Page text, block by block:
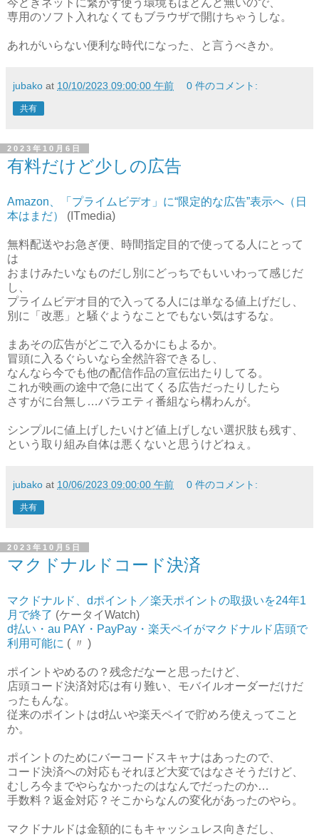
今どきネットに繋がず使う環境もほとんど無いので、
専用のソフト入れなくてもブラウザで開けちゃうしな。
あれがいらない便利な時代になった、と言うべきか。
jubako at 10/10/2023 09:00:00 午前 0 件のコメント:
共有
2023年10月6日
有料だけど少しの広告
Amazon、「プライムビデオ」に“限定的な広告”表示へ（日
本はまだ）
(ITmedia)
無料配送やお急ぎ便、時間指定目的で使ってる人にとって
は
おまけみたいなものだし別にどっちでもいいわって感じだ
し、
プライムビデオ目的で入ってる人には単なる値上げだし、
別に「改悪」と騒ぐようなことでもない気はするな。
まあその広告がどこで入るかにもよるか。
冒頭に入るぐらいなら全然許容できるし、
なんなら今でも他の配信作品の宣伝出たりしてる。
これが映画の途中で急に出てくる広告だったりしたら
さすがに台無し…バラエティ番組なら構わんが。
シンプルに値上げしたいけど値上げしない選択肢も残す、
という取り組み自体は悪くないと思うけどねぇ。
jubako at 10/06/2023 09:00:00 午前 0 件のコメント:
共有
2023年10月5日
マクドナルドコード決済
マクドナルド、dポイント／楽天ポイントの取扱いを24年1
月で終了 (ケータイWatch)
d払い・au PAY・PayPay・楽天ペイがマクドナルド店頭で
利用可能に ( 〃 )
ポイントやめるの？残念だなーと思ったけど、
店頭コード決済対応は有り難い、モバイルオーダーだけだ
ったもんな。
従来のポイントはd払いや楽天ペイで貯めろ使えってこと
か。
ポイントのためにバーコードスキャナはあったので、
コード決済への対応もそれほど大変ではなさそうだけど、
むしろ今までやらなかったのはなんでだったのか…
手数料？返金対応？そこからなんの変化があったのやら。
マクドナルドは金額的にもキャッシュレス向きだし、